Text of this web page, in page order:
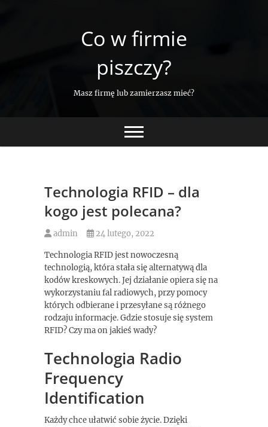
Co w firmie
piszczy?
Masz firmę lub zamierzasz mieć?
Technologia RFID – dla
kogo jest polecana?
admin 24 lutego, 2022
Technologia RFID jest nowoczesną
technologią, która stała się alternatywą dla
kodów kreskowych. Jej działanie opiera się na
wykorzystaniu fal radiowych, przy pomocy
których odbierane i przesyłane są różnego
rodzaju informacje. Gdzie stosuje się system
RFID? Czy ma on jakieś wady?
Technologia Radio
Frequency
Identification
Każdy chce ułatwić sobie życie. Dzięki